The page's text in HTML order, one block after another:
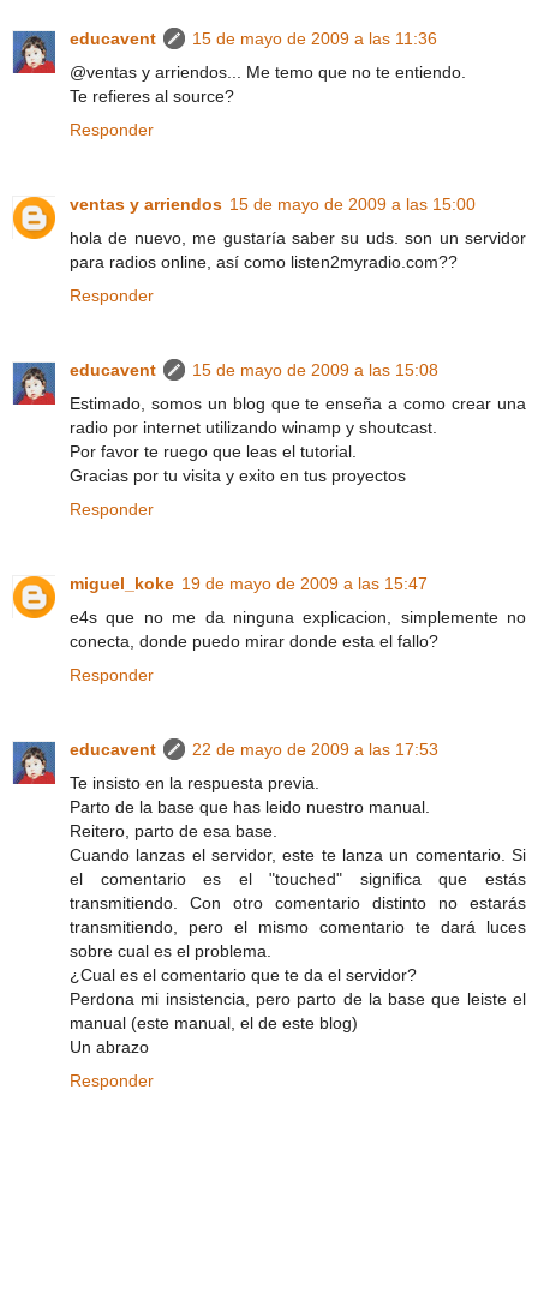
educavent
15 de mayo de 2009 a las 11:36
@ventas y arriendos... Me temo que no te entiendo.
Te refieres al source?
Responder
ventas y arriendos 15 de mayo de 2009 a las 15:00
hola de nuevo, me gustaría saber su uds. son un servidor
para radios online, así como listen2myradio.com??
Responder
educavent
15 de mayo de 2009 a las 15:08
Estimado, somos un blog que te enseña a como crear una
radio por internet utilizando winamp y shoutcast.
Por favor te ruego que leas el tutorial.
Gracias por tu visita y exito en tus proyectos
Responder
miguel_koke 19 de mayo de 2009 a las 15:47
e4s que no me da ninguna explicacion, simplemente no
conecta, donde puedo mirar donde esta el fallo?
Responder
educavent
22 de mayo de 2009 a las 17:53
Te insisto en la respuesta previa.
Parto de la base que has leido nuestro manual.
Reitero, parto de esa base.
Cuando lanzas el servidor, este te lanza un comentario. Si
el comentario es el "touched" significa que estás
transmitiendo. Con otro comentario distinto no estarás
transmitiendo, pero el mismo comentario te dará luces
sobre cual es el problema.
¿Cual es el comentario que te da el servidor?
Perdona mi insistencia, pero parto de la base que leiste el
manual (este manual, el de este blog)
Un abrazo
Responder